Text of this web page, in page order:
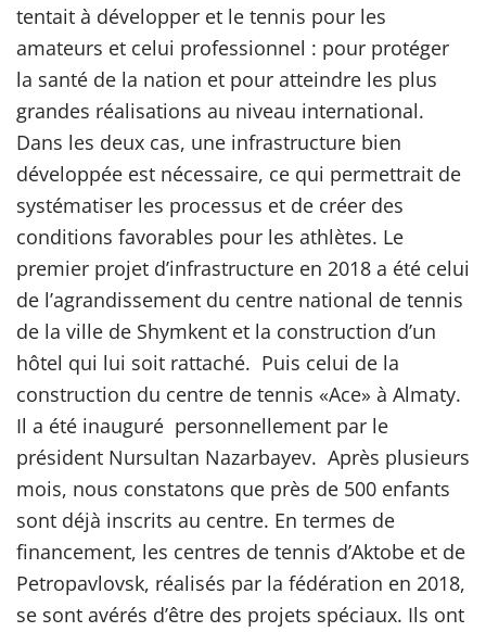
tentait à développer et le tennis pour les
amateurs et celui professionnel : pour protéger
la santé de la nation et pour atteindre les plus
grandes réalisations au niveau international.
Dans les deux cas, une infrastructure bien
développée est nécessaire, ce qui permettrait de
systématiser les processus et de créer des
conditions favorables pour les athlètes. Le
premier projet d’infrastructure en 2018 a été celui
de l’agrandissement du centre national de tennis
de la ville de Shymkent et la construction d’un
hôtel qui lui soit rattaché. Puis celui de la
construction du centre de tennis «Ace» à Almaty.
Il a été inauguré personnellement par le
président Nursultan Nazarbayev. Après plusieurs
mois, nous constatons que près de 500 enfants
sont déjà inscrits au centre. En termes de
financement, les centres de tennis d’Aktobe et de
Petropavlovsk, réalisés par la fédération en 2018,
se sont avérés d’être des projets spéciaux. Ils ont